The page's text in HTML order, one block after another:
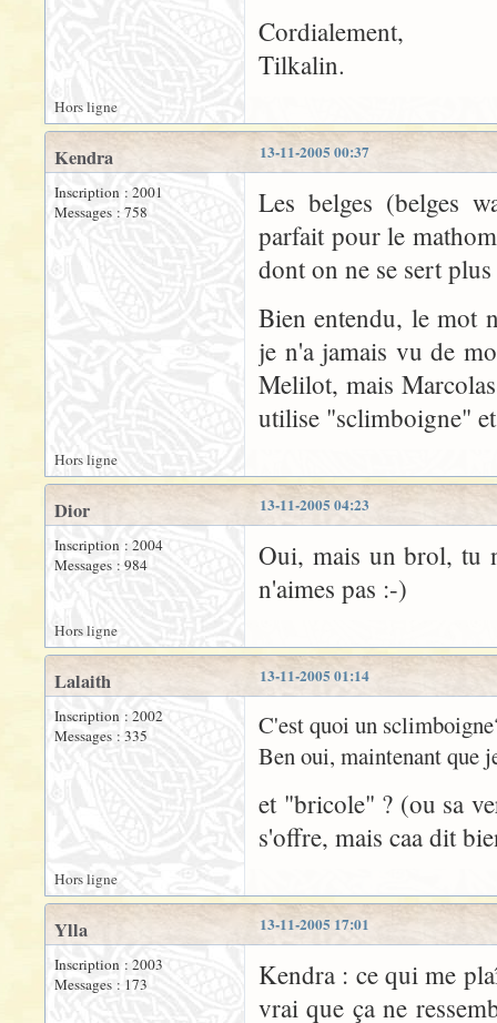
Cordialement,
Tilkalin.
Hors ligne
13-11-2005 00:37
Kendra
Inscription : 2001
Messages : 758
Les belges (belges
parfait pour le
dont on ne se sert
Bien entendu, le mot
je n'a jamais vu de
Melilot, mais
utilise "sclimboigne"
Hors ligne
13-11-2005 04:23
Dior
Inscription : 2004
Messages : 984
Oui, mais un brol, tu
n'aimes pas :-)
Hors ligne
13-11-2005 01:14
Lalaith
Inscription : 2002
Messages : 335
C'est quoi un
Ben oui, maintenant que
et "bricole" ? (ou sa
s'offre, mais caa dit
Hors ligne
13-11-2005 17:01
Ylla
Inscription : 2003
Messages : 173
Kendra : ce qui me
vrai que ça ne